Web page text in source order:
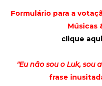
Formulário para a
Músicas
clique
"Eu não sou o Luk,
frase